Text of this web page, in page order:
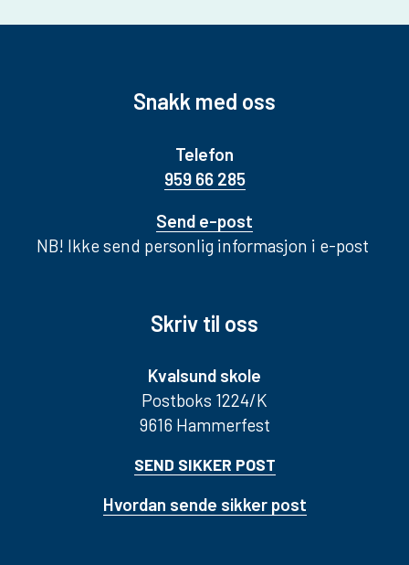
Snakk med oss
Telefon
959 66 285
Send e-post
NB! Ikke send personlig informasjon i e-post
Skriv til oss
Kvalsund skole
Postboks 1224/K
9616 Hammerfest
SEND SIKKER POST
Hvordan sende sikker post